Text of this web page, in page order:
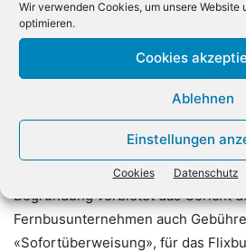
Wir verwenden Cookies, um unsere Website
optimieren.
Cookies
Ablehnen
Einstellungen
Cookies Datenschutz
nicht ausweiten wolle. Doch der
Münchner Landgericht sah das
Paypal bei einer «Vielzahl der
eine Sepa-Überweisung oder eine
verwendet, oder eben eine
damit auch für Paypal. Flixbus darf
dem Unternehmen durch die
nicht an die Kunden weiterreichen.
Begründung verbietet das Gericht
Fernbusunternehmen auch
«Sofortüberweisung», für das